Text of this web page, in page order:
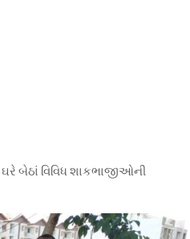
બેઠાં વિવિધ શાકભાજીઓની